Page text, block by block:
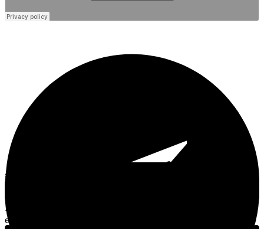
„The Lemon Twigs – A Dream Is All We Know" in
deine Jahres-Charts?
Fan-Mitglieder markieren Alben als Favorit und küren ihre
eigenen Jahrescharts.